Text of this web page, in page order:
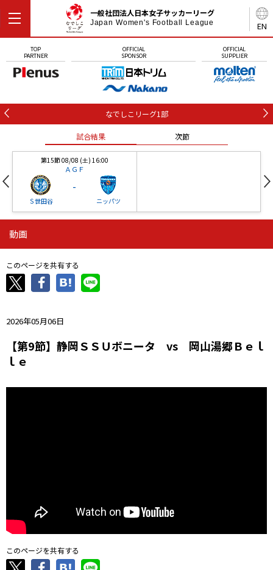
EN
一般社団法人日本女子サッカーリーグ
Japan Women's Football League
TOP
PARTNER
OFFICIAL
SPONSOR
OFFICIAL
SUPPLIER
なでしこリーグ1部
試合結果 次節
第15節 08/08 (土) 16:00
ＡＧＦ
Ｓ世田谷
-
ニッパツ
ニッパツ
ニッパツ
-
石人の星
動画
このページを共有する
2026年05月06日
【第9節】静岡ＳＳＵボニータ vs 岡山湯郷Ｂｅｌ
ｌｅ
このページを共有する